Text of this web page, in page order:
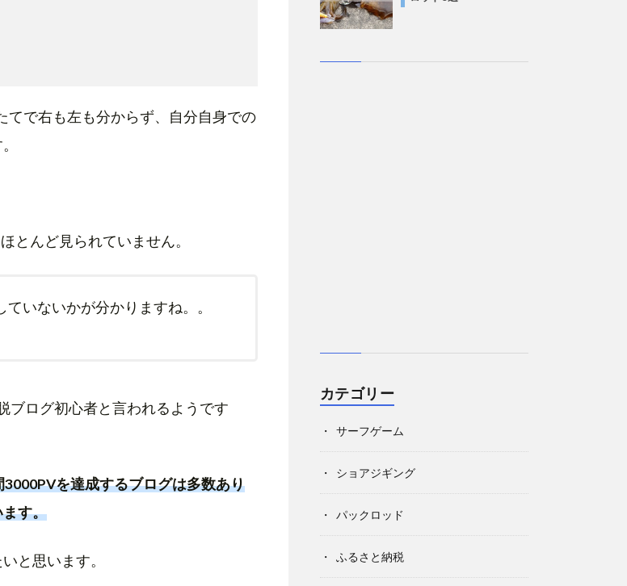
てで右も左も分からず、自分自身での
とんど見られていません。
いないかが分かりますね。。
ブログ初心者と言われるようです
を達成するブログは多数あり
す。
と思います。
カテゴリー
サーフゲーム
ショアジギング
パックロッド
ふるさと納税